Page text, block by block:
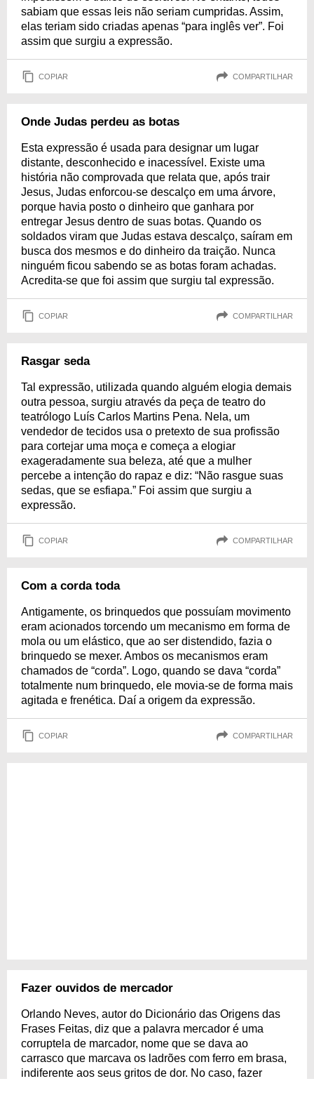
sabiam que essas leis não seriam cumpridas. Assim,
elas teriam sido criadas apenas “para inglês ver”. Foi
assim que surgiu a expressão.
COPIAR COMPARTILHAR
Onde Judas perdeu as botas
Esta expressão é usada para designar um lugar
distante, desconhecido e inacessível. Existe uma
história não comprovada que relata que, após trair
Jesus, Judas enforcou-se descalço em uma árvore,
porque havia posto o dinheiro que ganhara por
entregar Jesus dentro de suas botas. Quando os
soldados viram que Judas estava descalço, saíram em
busca dos mesmos e do dinheiro da traição. Nunca
ninguém ficou sabendo se as botas foram achadas.
Acredita-se que foi assim que surgiu tal expressão.
COPIAR COMPARTILHAR
Rasgar seda
Tal expressão, utilizada quando alguém elogia demais
outra pessoa, surgiu através da peça de teatro do
teatrólogo Luís Carlos Martins Pena. Nela, um
vendedor de tecidos usa o pretexto de sua profissão
para cortejar uma moça e começa a elogiar
exageradamente sua beleza, até que a mulher
percebe a intenção do rapaz e diz: “Não rasgue suas
sedas, que se esfiapa.” Foi assim que surgiu a
expressão.
COPIAR COMPARTILHAR
Com a corda toda
Antigamente, os brinquedos que possuíam movimento
eram acionados torcendo um mecanismo em forma de
mola ou um elástico, que ao ser distendido, fazia o
brinquedo se mexer. Ambos os mecanismos eram
chamados de “corda”. Logo, quando se dava “corda”
totalmente num brinquedo, ele movia-se de forma mais
agitada e frenética. Daí a origem da expressão.
COPIAR COMPARTILHAR
Fazer ouvidos de mercador
Orlando Neves, autor do Dicionário das Origens das
Frases Feitas, diz que a palavra mercador é uma
corruptela de marcador, nome que se dava ao
carrasco que marcava os ladrões com ferro em brasa,
indiferente aos seus gritos de dor. No caso, fazer